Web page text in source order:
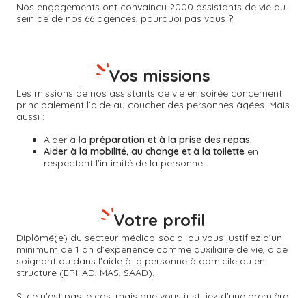
Nos engagements ont convaincu 2000 assistants de vie au
sein de de nos 66 agences, pourquoi pas vous ?
Les missions de nos assistants de vie en soirée concernent
principalement l’aide au coucher des personnes âgées. Mais
aussi :
Aider à la préparation et à la prise des repas.
Aider à la mobilité, au change et à la toilette en
respectant l’intimité de la personne.
Vos missions
Diplômé(e) du secteur médico-social ou vous justifiez d’un
minimum de 1 an d’expérience comme auxiliaire de vie, aide
soignant ou dans l'aide à la personne à domicile ou en
structure (EPHAD, MAS, SAAD).
Votre profil